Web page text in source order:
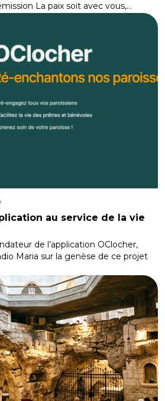
La paix soit avec vous,…
au service de la vie
de l’application OClocher,
Maria sur la genèse de ce projet